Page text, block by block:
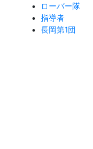
ローバー隊
指導者
長岡第1団